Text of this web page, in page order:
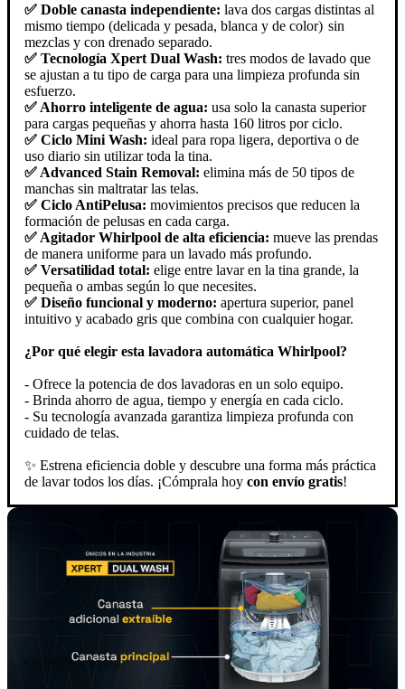
✅ Doble canasta independiente: lava dos cargas distintas al
mismo tiempo (delicada y pesada, blanca y de color) sin
mezclas y con drenado separado.
✅ Tecnología Xpert Dual Wash: tres modos de lavado que
se ajustan a tu tipo de carga para una limpieza profunda sin
esfuerzo.
✅ Ahorro inteligente de agua: usa solo la canasta superior
para cargas pequeñas y ahorra hasta 160 litros por ciclo.
✅ Ciclo Mini Wash: ideal para ropa ligera, deportiva o de
uso diario sin utilizar toda la tina.
✅ Advanced Stain Removal: elimina más de 50 tipos de
manchas sin maltratar las telas.
✅ Ciclo AntiPelusa: movimientos precisos que reducen la
formación de pelusas en cada carga.
✅ Agitador Whirlpool de alta eficiencia: mueve las prendas
de manera uniforme para un lavado más profundo.
✅ Versatilidad total: elige entre lavar en la tina grande, la
pequeña o ambas según lo que necesites.
✅ Diseño funcional y moderno: apertura superior, panel
intuitivo y acabado gris que combina con cualquier hogar.
¿Por qué elegir esta lavadora automática Whirlpool?
- Ofrece la potencia de dos lavadoras en un solo equipo.
- Brinda ahorro de agua, tiempo y energía en cada ciclo.
- Su tecnología avanzada garantiza limpieza profunda con
cuidado de telas.
✨ Estrena eficiencia doble y descubre una forma más práctica
de lavar todos los días. ¡Cómprala hoy con envío gratis!
Xpert Dual Wash